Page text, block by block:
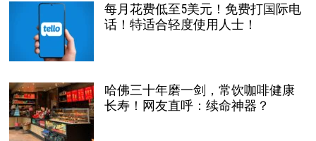
每月花费低至5美元！免费打国际电
话！特适合轻度使用人士！
哈佛三十年磨一剑，常饮咖啡健康
长寿！网友直呼：续命神器？